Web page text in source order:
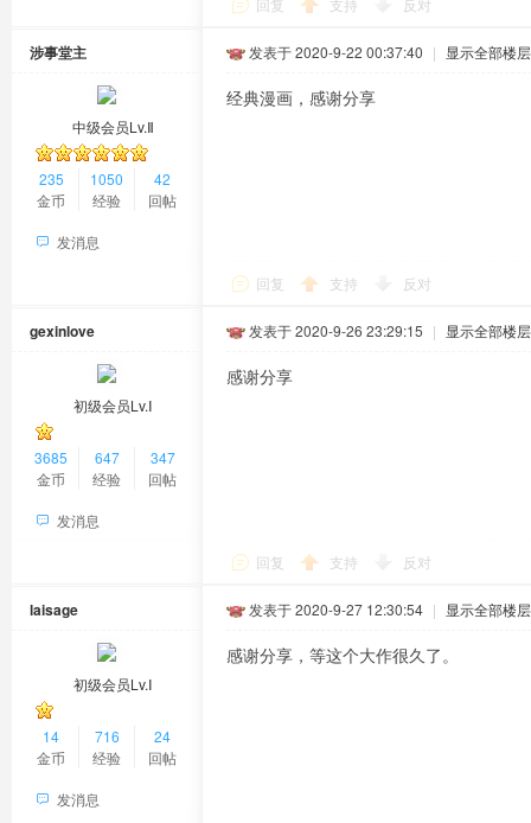
回复 支持 反对
涉事堂主
中级会员Lv.Ⅱ
235
金币
1050
经验
42
回帖
发消息
发表于 2020-9-22 00:37:40 | 显示全部楼层
经典漫画，感谢分享
回复 支持 反对
gexinlove
初级会员Lv.Ⅰ
3685
金币
647
经验
347
回帖
发消息
发表于 2020-9-26 23:29:15 | 显示全部楼层
感谢分享
回复 支持 反对
laisage
初级会员Lv.Ⅰ
14
金币
716
经验
24
回帖
发消息
发表于 2020-9-27 12:30:54 | 显示全部楼层
感谢分享，等这个大作很久了。